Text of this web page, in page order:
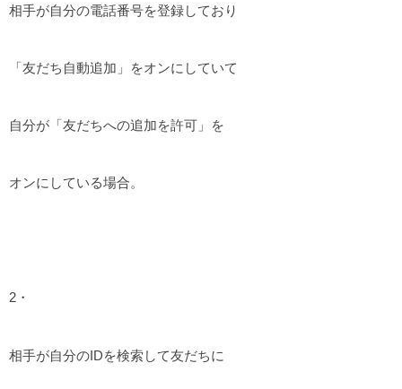
相手が自分の電話番号を登録しており
「友だち自動追加」をオンにしていて
自分が「友だちへの追加を許可」を
オンにしている場合。
2・
相手が自分のIDを検索して友だちに